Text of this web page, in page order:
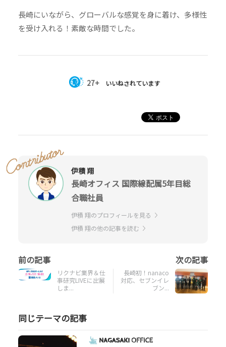
長崎にいながら、グローバルな感覚を身に着け、多様性
を受け入れる！素敵な時間でした。
27+ いいねされています
伊積 翔
長崎オフィス 国際線配属5年目総
合職社員
伊積 翔のプロフィールを見る
伊積 翔の他の記事を読む
リクナビ業界＆仕
事研究LIVEに出展
しま...
長崎初！nanaco
対応、セブンイレ
ブン...
同じテーマの記事